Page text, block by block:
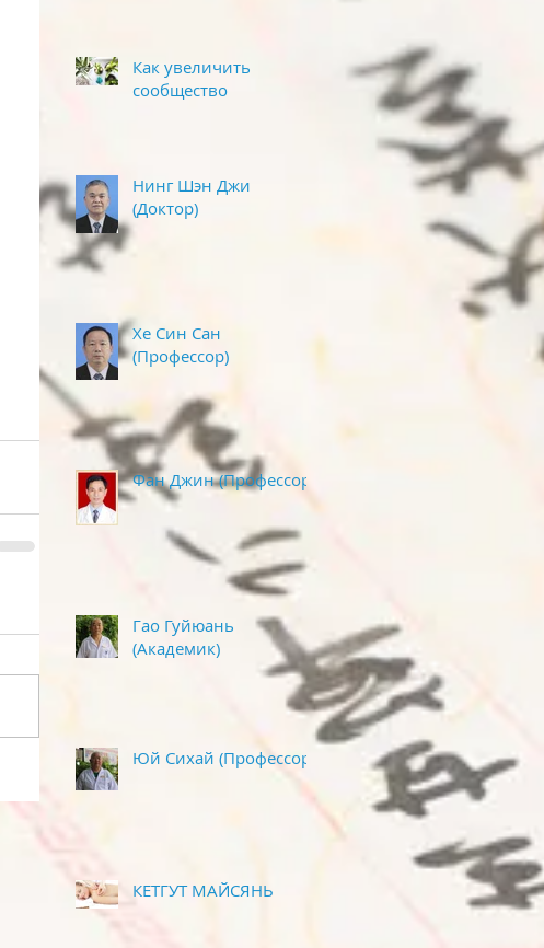
Как увеличить
сообщество
Нинг Шэн Джи
(Доктор)
Хе Син Сан
(Профессор)
Фан Джин (Профессор )
Гао Гуйюань
(Академик)
Юй Сихай (Профессор)
КЕТГУТ МАЙСЯНЬ